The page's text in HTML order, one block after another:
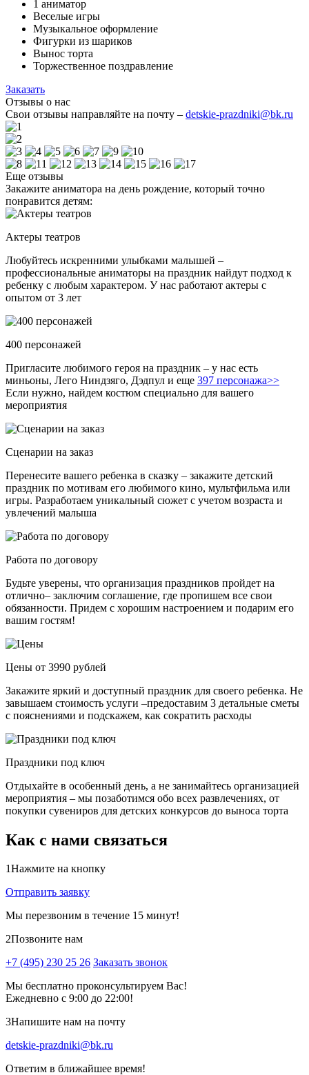
1 аниматор
Веселые игры
Музыкальное оформление
Фигурки из шариков
Вынос торта
Торжественное поздравление
Заказать
Отзывы о нас
Свои отзывы направляйте на почту – detskie-prazdniki@bk.ru
Еще отзывы
Закажите аниматора на день рождение, который точно
понравится детям:
Актеры театров
Любуйтесь искренними улыбками малышей –
профессиональные аниматоры на праздник найдут подход к
ребенку с любым характером. У нас работают актеры с
опытом от 3 лет
400 персонажей
Пригласите любимого героя на праздник – у нас есть
миньоны, Лего Ниндзяго, Дэдпул и еще 397 персонажа>>
Если нужно, найдем костюм специально для вашего
мероприятия
Сценарии на заказ
Перенесите вашего ребенка в сказку – закажите детский
праздник по мотивам его любимого кино, мультфильма или
игры. Разработаем уникальный сюжет с учетом возраста и
увлечений малыша
Работа по договору
Будьте уверены, что организация праздников пройдет на
отлично– заключим соглашение, где пропишем все свои
обязанности. Придем с хорошим настроением и подарим его
вашим гостям!
Цены от 3990 рублей
Закажите яркий и доступный праздник для своего ребенка. Не
завышаем стоимость услуги –предоставим 3 детальные сметы
с пояснениями и подскажем, как сократить расходы
Праздники под ключ
Отдыхайте в особенный день, а не занимайтесь организацией
мероприятия – мы позаботимся обо всех развлечениях, от
покупки сувениров для детских конкурсов до выноса торта
Как с нами связаться
1Нажмите на кнопку
Отправить заявку
Мы перезвоним в течение 15 минут!
2Позвоните нам
+7 (495) 230 25 26 Заказать звонок
Мы бесплатно проконсультируем Вас!
Ежедневно с 9:00 до 22:00!
3Напишите нам на почту
detskie-prazdniki@bk.ru
Ответим в ближайшее время!